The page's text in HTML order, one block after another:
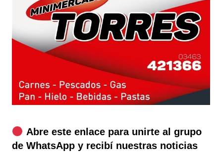
Abre este enlace para unirte al grupo
de WhatsApp y recibí nuestras noticias